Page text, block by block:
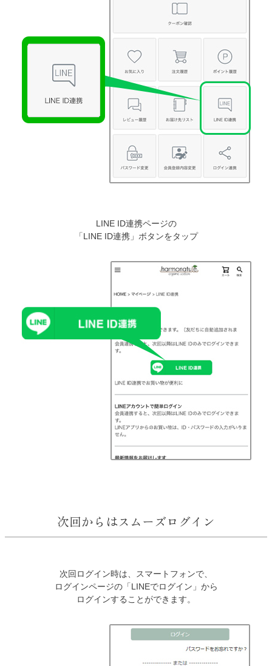
LINE ID連携ページの
「LINE ID連携」ボタンをタップ
次回からはスムーズログイン
次回ログイン時は、スマートフォンで、
ログインページの「LINEでログイン」から
ログインすることができます。